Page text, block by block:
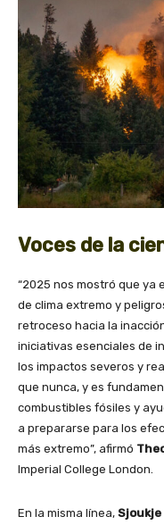
Voces de la
“2025 nos mostró que ya
de clima extremo y
retroceso hacia la
iniciativas esenciales de
los impactos severos y
que nunca, y es
combustibles fósiles y
a prepararse para los
más extremo”, afirmó
Imperial College London.
En la misma línea,